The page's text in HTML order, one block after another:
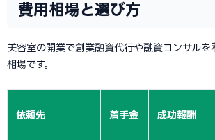
費用相場と選び方
美容室の開業で創業融資代行や融資コンサルを
相場です。
依頼先 着手金 成功報酬